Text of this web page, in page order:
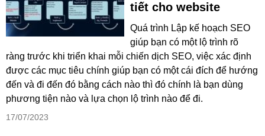
tiết cho website
Quá trình Lập kế hoạch SEO
giúp bạn có một lộ trình rõ
ràng trước khi triển khai mỗi chiến dịch SEO, việc xác định
được các mục tiêu chính giúp bạn có một cái đích để hướng
đến và đi đến đó bằng cách nào thì đó chính là bạn dùng
phương tiện nào và lựa chọn lộ trình nào để đi.
17/07/2023